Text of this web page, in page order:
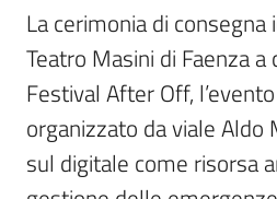
La cerimonia di
Teatro Masini di Faenza
Festival After Off,
organizzato da viale Aldo
sul digitale come risorsa